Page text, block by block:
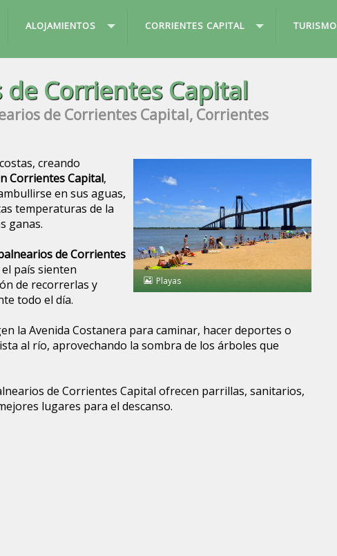
ALOJAMIENTOS CORRIENTES CAPITAL TURISMO
de Corrientes Capital
de Corrientes Capital, Corrientes
Playas
creando
Corrientes Capital,
en sus aguas,
temperaturas de la
ganas.
de Corrientes
país sienten
de recorrerlas y
todo el día.
la Avenida Costanera para caminar, hacer deportes o
al río, aprovechando la sombra de los árboles que
de Corrientes Capital ofrecen parrillas, sanitarios,
lugares para el descanso.